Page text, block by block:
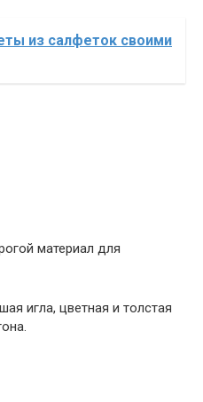
из салфеток своими
материал для
игла, цветная и толстая